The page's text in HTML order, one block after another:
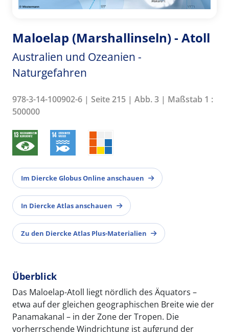
Maloelap (Marshallinseln) - Atoll
Australien und Ozeanien -
Naturgefahren
978-3-14-100902-6 | Seite 215 | Abb. 3 | Maßstab 1 :
500000
Im Diercke Globus Online anschauen
In Diercke Atlas anschauen
Zu den Diercke Atlas Plus-Materialien
Überblick
Das Maloelap-Atoll liegt nördlich des Äquators –
etwa auf der gleichen geographischen Breite wie der
Panamakanal – in der Zone der Tropen. Die
vorherrschende Windrichtung ist aufgrund der